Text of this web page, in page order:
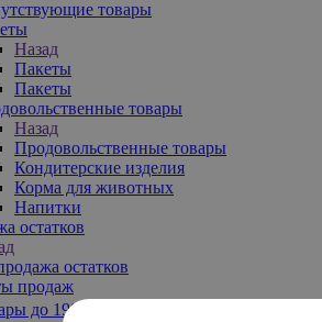
товары
Назад
Пакеты
Пакеты
товары
Назад
Продовольственные товары
Кондитерские изделия
Корма для животных
Напитки
остатков
остатков
продаж
до 199₽